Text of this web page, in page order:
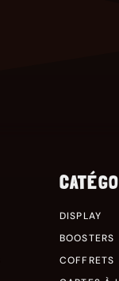
DISPLAY
BOOSTERS
COFFRETS